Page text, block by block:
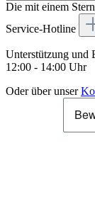
Die mit einem
Service-Hotline
Unterstützung und
12:00 - 14:00 Uhr
Oder über unser